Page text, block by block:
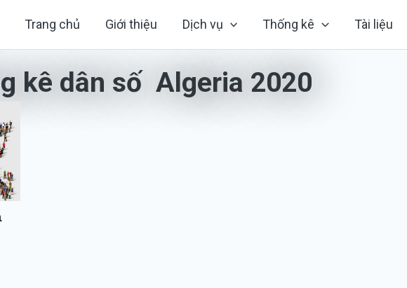
Trang chủ Giới thiệu Dịch vụ Thống kê Tài liệu
kê dân số Algeria 2020